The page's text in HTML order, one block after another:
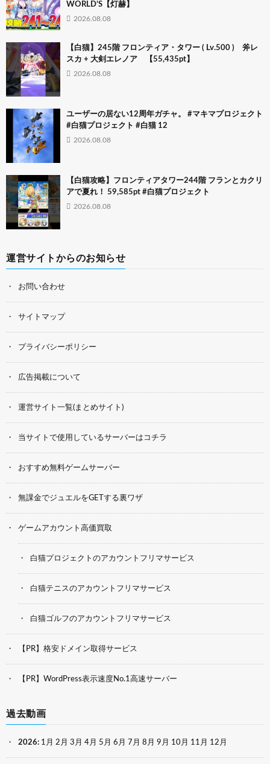
WORLD’S【灯赫】
2026.08.08
【白猫】245階 フロンティア・タワー ( Lv.500 ) 斧レ
スカ + 大剣エレノア 【55,435pt】
2026.08.08
ユーザーの居ない12周年ガチャ。 #マキマプロジェクト
#白猫プロジェクト #白猫 12
2026.08.08
【白猫攻略】フロンティアタワー244階 フランとカクリ
アで夏れ！ 59,585pt #白猫プロジェクト
2026.08.08
運営サイトからのお知らせ
お問い合わせ
サイトマップ
プライバシーポリシー
広告掲載について
運営サイト一覧(まとめサイト)
当サイトで使用しているサーバーはコチラ
おすすめ無料ゲームサーバー
無課金でジュエルをGETする裏ワザ
ゲームアカウント高価買取
白猫プロジェクトのアカウントフリマサービス
白猫テニスのアカウントフリマサービス
白猫ゴルフのアカウントフリマサービス
【PR】格安ドメイン取得サービス
【PR】WordPress表示速度No.1高速サーバー
過去動画
2026: 1月 2月 3月 4月 5月 6月 7月 8月 9月 10月 11月 12月